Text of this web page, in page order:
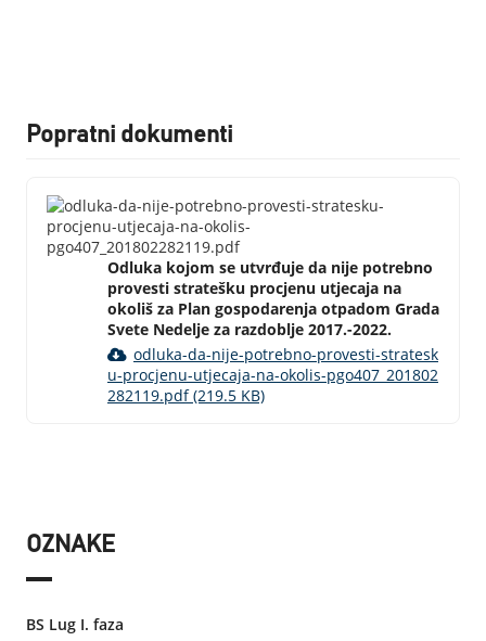
Popratni dokumenti
Odluka kojom se utvrđuje da nije potrebno
provesti stratešku procjenu utjecaja na
okoliš za Plan gospodarenja otpadom Grada
Svete Nedelje za razdoblje 2017.-2022.
odluka-da-nije-potrebno-provesti-stratesk
u-procjenu-utjecaja-na-okolis-pgo407_201802
282119.pdf (219.5 KB)
OZNAKE
BS Lug I. faza